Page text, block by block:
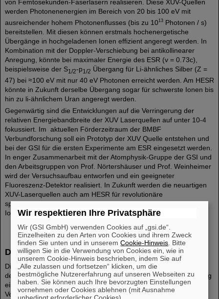
von Femtosekunden-Faserlasern realisieren. Diese XUV-Quellen
werden Photonenenergien im Bereich von 20 bis 100 eV mit
ausreichender hohem Photonenflusses (bis zu 1013 Photonen / s)
bereitstellen. Mit diesen können erstmals hochenergetische
Übergänge in hochgeladenen Ionen effizient angeregt werden. In
Kombination mit der Doppler-Verschiebung bei antikollinearer
Anregung, könnte bei maximaler Energie des ESR (v = 0.73c),
beispielsweise der S1/2-p1/2 Übergang für Li-ähnliches Silber (Z =
47) bei ≈100 eV mit nur 40 eV Photonen erreicht werden. Am HESR
könnte in Zukunft derselbe Übergang sogar für schwerste Ionen bis
hin zu li-ähnlichem Uran angeregt werden.
Gegenwärtig sind die Entwicklungen auf die Verringerung der
relativen Energiebandbreite der XUV Laserquellen auf unter 10-4
fokussiert. Im aktuellen Förderzeitraum der BMBF
Verbundforschung soll ein Prototyp der XUV Quelle entstehen und
bei der GSI für die ersten Experimente am ESR eingesetzt werden.
In enger Zusammenarbeit mit der Atomphysik-Gruppe der GSI und
den Arbeitsgruppen von Prof. Nörtershäuser und Prof. Weinheimer
wird der Versuchsaufbau entworfen und ein geeigneter
Fluoreszenz-Detektor realisiert. In Zukunft werden die neuartigen
XUV-Laserquellen auch am HESR für revolutionäre
spektroskopische Experimente aber auch zur Präparation des
Ionenstrahls eingesetzt.
Datenaufnahme und HV Diagnostik
Die Arbeitsgruppe von Prof. Nörtershäuser hat wesentliche Teile
des neuen Datenaufnahmesystems entwickelt mit dem ein Tagging
einzelner Photonen ermöglicht wurde und arbeitet an der
Verbesserung der Hochspannungsmessungen des
Wir respektieren Ihre Privatsphäre
Wir (GSI GmbH) verwenden Cookies auf „gsi.de“.
Einzelheiten zu den Arten von Cookies und ihrem Zweck
finden Sie unten und in unseremCookie-Hinweis . Bitte
willigen Sie in die Verwendung von Cookies ein, wie in
unserem Cookie-Hinweis beschrieben, indem Sie auf
„Alle zulassen und fortsetzen“ klicken, um die
bestmögliche Nutzererfahrung auf unseren Webseiten zu
haben. Sie können auch Ihre bevorzugten Einstellungen
vornehmen oder Cookies ablehnen (mit Ausnahme